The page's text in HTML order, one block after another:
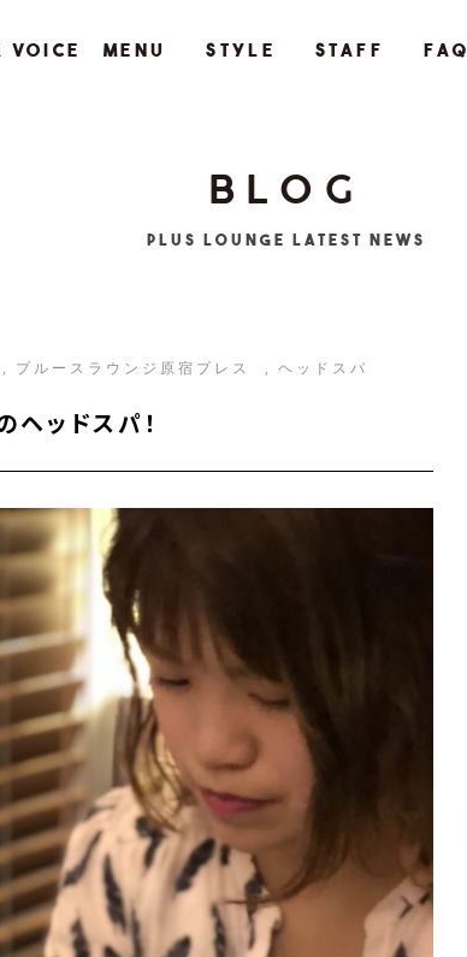
VOICE MENU STYLE STAFF FAQ
BLOG
Plus Lounge LATEST NEWS
プルースラウンジ原宿プレス ヘッドスパ
ヘッドスパ！